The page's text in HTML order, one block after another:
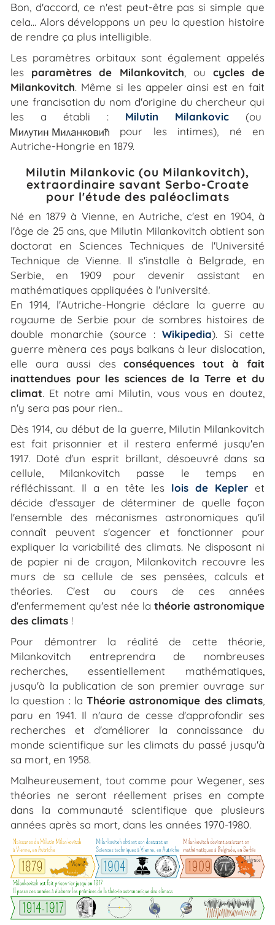
Bon, d'accord, ce n'est peut-être pas si simple que
cela... Alors développons un peu la question histoire
de rendre ça plus intelligible.
Les paramètres orbitaux sont également appelés
les paramètres de Milankovitch, ou cycles de
Milankovitch. Même si les appeler ainsi est en fait
une francisation du nom d'origine du chercheur qui
les a établi : Milutin Milankovic (ou
pour les intimes), né en
Autriche-Hongrie en 1879.
Milutin Milankovic (ou Milankovitch),
extraordinaire savant Serbo-Croate
pour l'étude des paléoclimats
Né en 1879 à Vienne, en Autriche, c'est en 1904, à
l'âge de 25 ans, que Milutin Milankovitch obtient son
doctorat en Sciences Techniques de l'Université
Technique de Vienne. Il s'installe à Belgrade, en
Serbie, en 1909 pour devenir assistant en
mathématiques appliquées à l'université.
En 1914, l'Autriche-Hongrie déclare la guerre au
royaume de Serbie pour de sombres histoires de
double monarchie (source : Wikipedia). Si cette
guerre mènera ces pays balkans à leur dislocation,
elle aura aussi desconséquences tout à fait
inattendues pour les sciences de la Terre et du
climat. Et notre ami Milutin, vous vous en doutez,
n'y sera pas pour rien...
Dès 1914, au début de la guerre, Milutin Milankovitch
est fait prisonnier et il restera enfermé jusqu'en
1917. Doté d'un esprit brillant, désoeuvré dans sa
cellule, Milankovitch passe le temps en
réfléchissant. Il a en tête les lois de Kepler et
décide d'essayer de déterminer de quelle façon
l'ensemble des mécanismes astronomiques qu'il
connaît peuvent s'agencer et fonctionner pour
expliquer la variabilité des climats. Ne disposant ni
de papier ni de crayon, Milankovitch recouvre les
murs de sa cellule de ses pensées, calculs et
théories. C'est au cours de ces années
d'enfermement qu'est née la théorie astronomique
des climats !
Pour démontrer la réalité de cette théorie,
Milankovitch entreprendra de nombreuses
recherches, essentiellement mathématiques,
jusqu'à la publication de son premier ouvrage sur
la question : laThéorie astronomique des climats,
paru en 1941. Il n'aura de cesse d'approfondir ses
recherches et d'améliorer la connaissance du
monde scientifique sur les climats du passé jusqu'à
sa mort, en 1958.
Malheureusement, tout comme pour Wegener, ses
théories ne seront réellement prises en compte
dans la communauté scientifique que plusieurs
années après sa mort, dans les années 1970-1980.